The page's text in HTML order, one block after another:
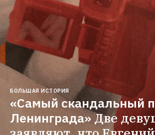
БОЛЬШАЯ ИСТОРИЯ
«Самый скандальный
Ленинграда»Две